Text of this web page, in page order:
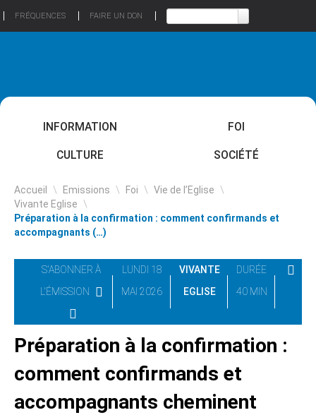
FRÉQUENCES FAIRE UN DON
INFORMATION FOI
CULTURE SOCIÉTÉ
Accueil \ Emissions \ Foi \ Vie de l’Eglise \
Vivante Eglise \
Préparation à la confirmation : comment confirmands et
accompagnants (…)
S'ABONNER À
L'ÉMISSION
LUNDI 18
MAI 2026
VIVANTE
EGLISE
DURÉE
40 MIN
Préparation à la confirmation :
comment confirmands et
accompagnants cheminent